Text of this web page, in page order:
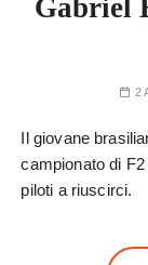
Gabriel
2
Il giovane
campionato di
piloti a riuscirci.